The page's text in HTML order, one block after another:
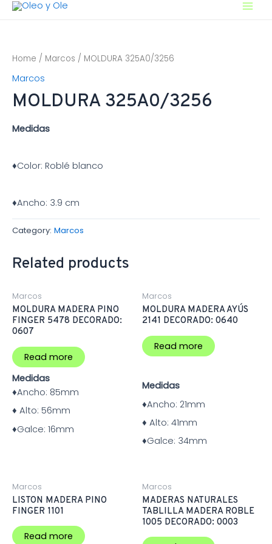
Home / Marcos / MOLDURA 325A0/3256
Marcos
MOLDURA 325A0/3256
Medidas
♦Color: Roblé blanco
♦Ancho: 3.9 cm
Category: Marcos
Related products
Marcos
MOLDURA MADERA PINO
FINGER 5478 DECORADO:
0607
Read more
Medidas
♦Ancho: 85mm
♦ Alto: 56mm
♦Galce: 16mm
Marcos
MOLDURA MADERA AYÚS
2141 DECORADO: 0640
Read more
Medidas
♦Ancho: 21mm
♦ Alto: 41mm
♦Galce: 34mm
Marcos
LISTON MADERA PINO
FINGER 1101
Read more
Marcos
MADERAS NATURALES
TABLILLA MADERA ROBLE
1005 DECORADO: 0003